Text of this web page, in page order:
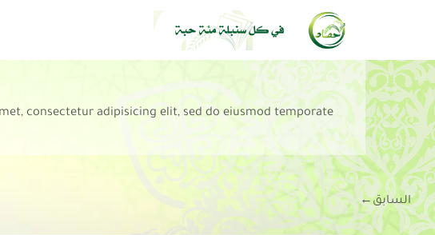
consectetur adipisicing elit, sed do eiusmod temporate.
السابق←